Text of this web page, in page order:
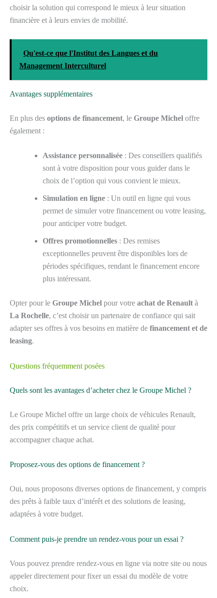
choisir la solution qui correspond le mieux à leur situation
financière et à leurs envies de mobilité.
Qu'est-ce que l'Institut des Langues et du
Management Interculturel
Avantages supplémentaires
En plus des options de financement, le Groupe Michel offre
également :
Assistance personnalisée : Des conseillers qualifiés
sont à votre disposition pour vous guider dans le
choix de l’option qui vous convient le mieux.
Simulation en ligne : Un outil en ligne qui vous
permet de simuler votre financement ou votre leasing,
pour anticiper votre budget.
Offres promotionnelles : Des remises
exceptionnelles peuvent être disponibles lors de
périodes spécifiques, rendant le financement encore
plus intéressant.
Opter pour le Groupe Michel pour votre achat de Renault à
La Rochelle, c’est choisir un partenaire de confiance qui sait
adapter ses offres à vos besoins en matière de financement et de
leasing.
Questions fréquemment posées
Quels sont les avantages d’acheter chez le Groupe Michel ?
Le Groupe Michel offre un large choix de véhicules Renault,
des prix compétitifs et un service client de qualité pour
accompagner chaque achat.
Proposez-vous des options de financement ?
Oui, nous proposons diverses options de financement, y compris
des prêts à faible taux d’intérêt et des solutions de leasing,
adaptées à votre budget.
Comment puis-je prendre un rendez-vous pour un essai ?
Vous pouvez prendre rendez-vous en ligne via notre site ou nous
appeler directement pour fixer un essai du modèle de votre
choix.